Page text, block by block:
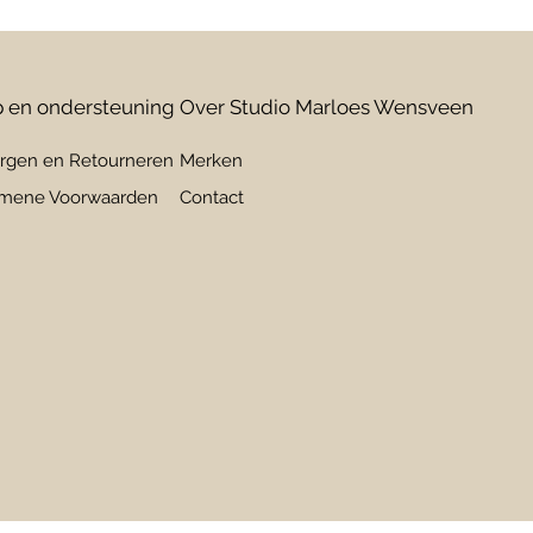
en ondersteuning
en Retourneren
Voorwaarden
Over Studio Marloes Wensveen
Merken
Contact